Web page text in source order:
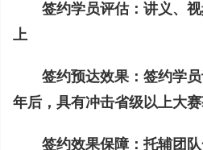
签约学员评估：讲义、
上
签约预达效果：签约学
年后，具有冲击省级以上大赛
签约效果保障：托辅团